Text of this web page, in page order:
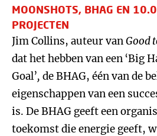
MOONSHOTS, BHAG EN
PROJECTEN
Jim Collins, auteur vanGood
dat het hebben van een‘Big
Goal’, de BHAG, één van de
eigenschappen van een
is. De BHAG geeft een
toekomst die energie geeft,